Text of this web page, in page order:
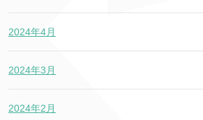
2024年4月
2024年3月
2024年2月